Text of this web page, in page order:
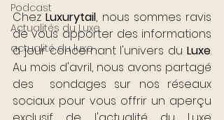
Podcast
Actualités du Luxe
actualité du luxe
Chez Luxurytail, nous sommes ravis
de vous apporter des informations
à jour concernant l'univers du Luxe.
Au mois d'avril, nous avons partagé
des  sondages sur nos réseaux
sociaux pour vous offrir un aperçu